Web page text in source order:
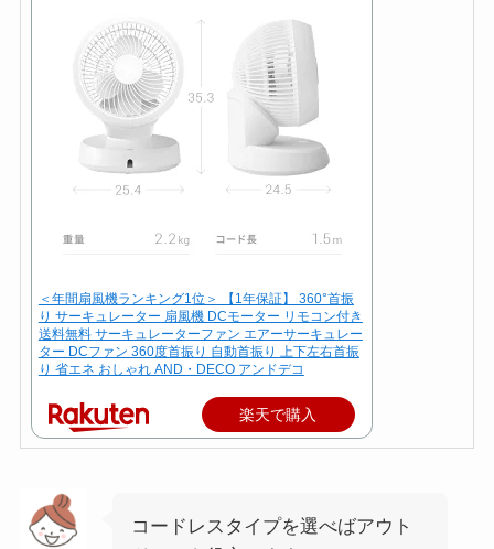
＜年間扇風機ランキング1位＞ 【1年保証】 360°首振
り サーキュレーター 扇風機 DCモーター リモコン付き
送料無料 サーキュレーターファン エアーサーキュレー
ター DCファン 360度首振り 自動首振り 上下左右首振
り 省エネ おしゃれ AND・DECO アンドデコ
楽天で購入
コードレスタイプを選べばアウト